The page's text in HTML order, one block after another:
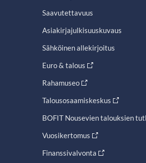
Saavutettavuus
Asiakirjajulkisuuskuvaus
Sähköinen allekirjoitus
Euro & talous
Rahamuseo
Talousosaamiskeskus
BOFIT Nousevien talouksien
Vuosikertomus
Finanssivalvonta